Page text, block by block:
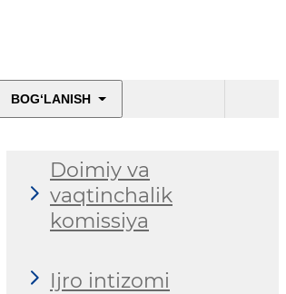
BOG‘LANISH
Doimiy va
vaqtinchalik
komissiya
Ijro intizomi